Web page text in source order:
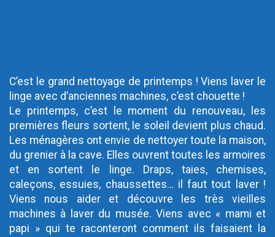
C’est le grand nettoyage de printemps ! Viens laver le
linge avec d’anciennes machines, c’est chouette !
Le printemps, c’est le moment du renouveau, les
premières fleurs sortent, le soleil devient plus chaud.
Les ménagères ont envie de nettoyer toute la maison,
du grenier à la cave. Elles ouvrent toutes les armoires
et en sortent le linge. Draps, taies, chemises,
caleçons, essuies, chaussettes… il faut tout laver !
Viens nous aider et découvre les très vieilles
machines à laver du musée. Viens avec « mami et
papi » qui te raconteront comment ils faisaient la